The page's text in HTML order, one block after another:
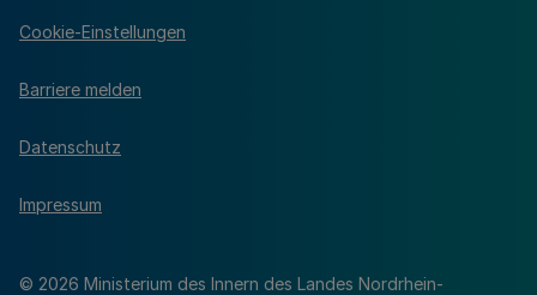
© 2026 Ministerium des Innern des Landes Nordrhein-
Cookie-Einstellungen
Barriere melden
Datenschutz
Impressum